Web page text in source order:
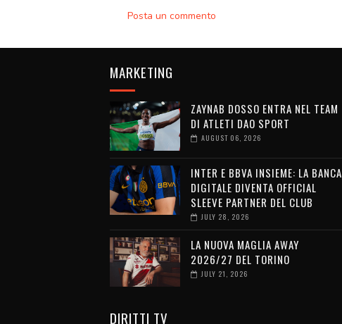
Posta un commento
MARKETING
ZAYNAB DOSSO ENTRA NEL TEAM
DI ATLETI DAO SPORT
AUGUST 06, 2026
INTER E BBVA INSIEME: LA BANCA
DIGITALE DIVENTA OFFICIAL
SLEEVE PARTNER DEL CLUB
JULY 28, 2026
LA NUOVA MAGLIA AWAY
2026/27 DEL TORINO
JULY 21, 2026
DIRITTI TV